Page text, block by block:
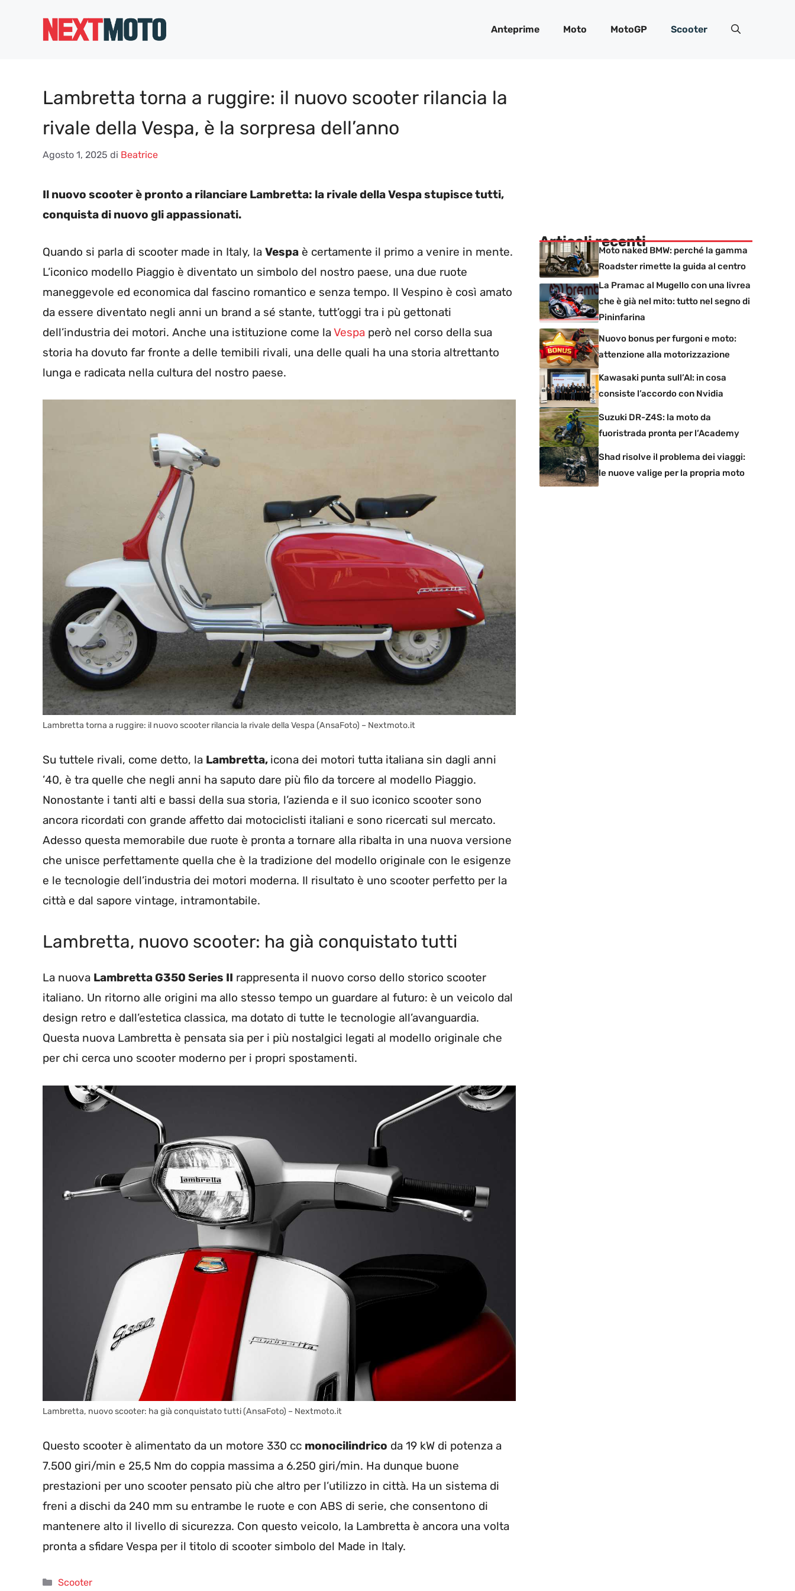
Anteprime Moto MotoGP Scooter
Lambretta torna a ruggire: il nuovo scooter rilancia la
rivale della Vespa, è la sorpresa dell’anno
Agosto 1, 2025 di Beatrice
Il nuovo scooter è pronto a rilanciare Lambretta: la rivale della Vespa stupisce tutti,
conquista di nuovo gli appassionati.
Quando si parla di scooter made in Italy, la Vespa è certamente il primo a venire in mente.
L’iconico modello Piaggio è diventato un simbolo del nostro paese, una due ruote
maneggevole ed economica dal fascino romantico e senza tempo. Il Vespino è così amato
da essere diventato negli anni un brand a sé stante, tutt’oggi tra i pù gettonati
dell’industria dei motori. Anche una istituzione come laVespa però nel corso della sua
storia ha dovuto far fronte a delle temibili rivali, una delle quali ha una storia altrettanto
lunga e radicata nella cultura del nostro paese.
Lambretta torna a ruggire: il nuovo scooter rilancia la rivale della Vespa (AnsaFoto) – Nextmoto.it
Su tuttele rivali, come detto, la Lambretta, icona dei motori tutta italiana sin dagli anni
’40, è tra quelle che negli anni ha saputo dare più filo da torcere al modello Piaggio.
Nonostante i tanti alti e bassi della sua storia, l’azienda e il suo iconico scooter sono
ancora ricordati con grande affetto dai motociclisti italiani e sono ricercati sul mercato.
Adesso questa memorabile due ruote è pronta a tornare alla ribalta in una nuova versione
che unisce perfettamente quella che è la tradizione del modello originale con le esigenze
e le tecnologie dell’industria dei motori moderna. Il risultato è uno scooter perfetto per la
città e dal sapore vintage, intramontabile.
Lambretta, nuovo scooter: ha già conquistato tutti
La nuova Lambretta G350 Series II rappresenta il nuovo corso dello storico scooter
italiano. Un ritorno alle origini ma allo stesso tempo un guardare al futuro: è un veicolo dal
design retro e dall’estetica classica, ma dotato di tutte le tecnologie all’avanguardia.
Questa nuova Lambretta è pensata sia per i più nostalgici legati al modello originale che
per chi cerca uno scooter moderno per i propri spostamenti.
Lambretta, nuovo scooter: ha già conquistato tutti (AnsaFoto) – Nextmoto.it
Questo scooter è alimentato da un motore 330 cc monocilindrico da 19 kW di potenza a
7.500 giri/min e 25,5 Nm do coppia massima a 6.250 giri/min. Ha dunque buone
prestazioni per uno scooter pensato più che altro per l’utilizzo in città. Ha un sistema di
freni a dischi da 240 mm su entrambe le ruote e con ABS di serie, che consentono di
mantenere alto il livello di sicurezza. Con questo veicolo, la Lambretta è ancora una volta
pronta a sfidare Vespa per il titolo di scooter simbolo del Made in Italy.
Categorie
Scooter
Articoli recenti
Moto naked BMW: perché la gamma
Roadster rimette la guida al centro
La Pramac al Mugello con una livrea
che è già nel mito: tutto nel segno di
Pininfarina
Nuovo bonus per furgoni e moto:
attenzione alla motorizzazione
Kawasaki punta sull’AI: in cosa
consiste l’accordo con Nvidia
Suzuki DR-Z4S: la moto da
fuoristrada pronta per l’Academy
Shad risolve il problema dei viaggi:
le nuove valige per la propria moto